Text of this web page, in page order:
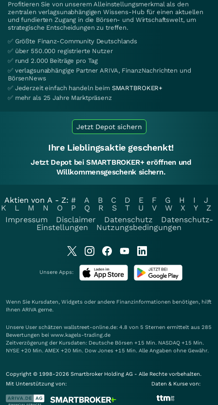
Profitieren Sie von unserem Alleinstellungsmerkmal als den
zentralen verlagsunabhängigen Wissens-Hub für einen aktuellen
und fundierten Zugang in die Börsen- und Wirtschaftswelt, um
strategische Entscheidungen zu treffen.
✅ Größte Finanz-Community Deutschlands
✅ über 550.000 registrierte Nutzer
✅ rund 2.000 Beiträge pro Tag
✅ verlagsunabhängige Partner ARIVA, FinanzNachrichten und
BörsenNews
✅ Jederzeit einfach handeln beim SMARTBROKER+
✅ mehr als 25 Jahre Marktpräsenz
Jetzt Depot sichern
Ihre Lieblingsaktie geschenkt!
Jetzt Depot bei SMARTBROKER+ eröffnen und
Willkommensgeschenk sichern.
Aktien von A - Z: # A B C D E F G H I
J
K
L M N O P Q R S T U V W X Y
Z
Impressum
Disclaimer Datenschutz
Datenschutz-
Einstellungen
Nutzungsbedingungen
Unsere Apps:
Wenn Sie Kursdaten, Widgets oder andere Finanzinformationen benötigen, hilft
Ihnen ARIVA gerne.
Unsere User schätzen wallstreet-online.de: 4.8 von 5 Sternen ermittelt aus 285
Bewertungen bei www.kagels-trading.de
Zeitverzögerung der Kursdaten: Deutsche Börsen +15 Min. NASDAQ +15 Min.
NYSE +20 Min. AMEX +20 Min. Dow Jones +15 Min. Alle Angaben ohne Gewähr.
Copyright © 1998-2026 Smartbroker Holding AG - Alle Rechte vorbehalten.
Mit Unterstützung von:
Daten & Kurse von: